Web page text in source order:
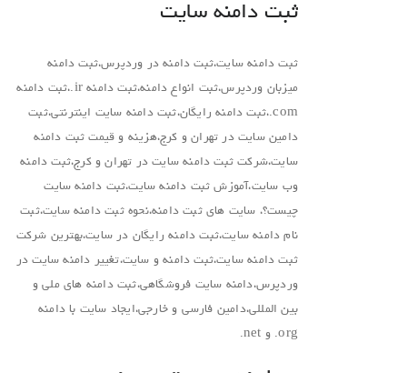
ثبت دامنه سایت
ثبت دامنه سایت،ثبت دامنه در وردپرس،ثبت دامنه
میزبان وردپرس،ثبت انواع دامنه،ثبت دامنه ir.،ثبت دامنه
com.،ثبت دامنه رایگان،ثبت دامنه سایت اینترنتی،ثبت
دامین سایت در تهران و کرج،هزینه و قیمت ثبت دامنه
سایت،شرکت ثبت دامنه سایت در تهران و کرج،ثبت دامنه
وب سایت،آموزش ثبت دامنه سایت،ثبت دامنه سایت
چیست؟، سایت های ثبت دامنه،نحوه ثبت دامنه سایت،ثبت
نام دامنه سایت،ثبت دامنه رایگان در سایت،بهترین شرکت
ثبت دامنه سایت،ثبت دامنه و سایت،تغییر دامنه سایت در
وردپرس،دامنه سایت فروشگاهی،ثبت دامنه های ملی و
بین المللی،دامین فارسی و خارجی،ایجاد سایت با دامنه
org. و net.